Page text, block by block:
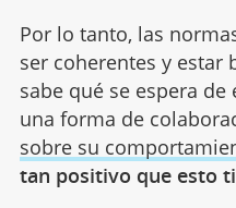
Por lo tanto, las
ser coherentes y estar
sabe qué se espera
una forma de
sobre su
tan positivo que esto